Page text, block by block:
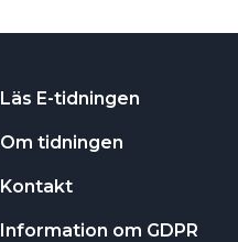
Läs E-tidningen
Om tidningen
Kontakt
Information om GDPR